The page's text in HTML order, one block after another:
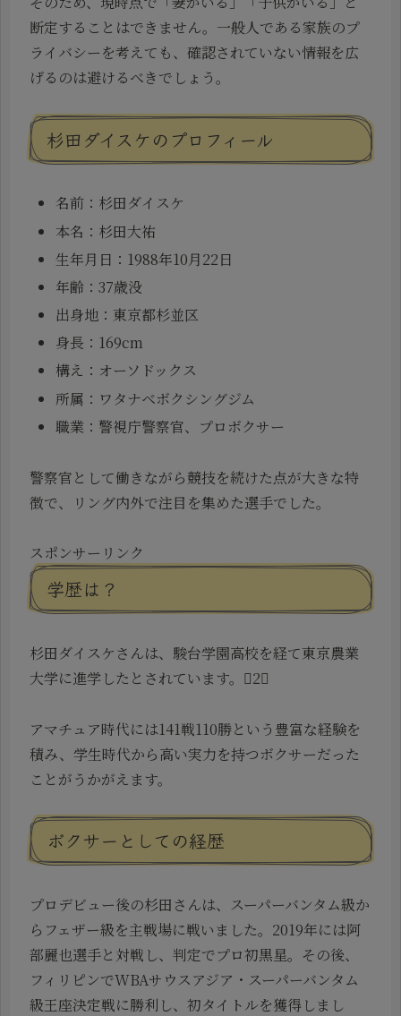
断定することはできません。一般人である家族のプ
ライバシーを考えても、確認されていない情報を広
げるのは避けるべきでしょう。
杉田ダイスケのプロフィール
名前：杉田ダイスケ
本名：杉田大祐
生年月日：1988年10月22日
年齢：37歳没
出身地：東京都杉並区
身長：169cm
構え：オーソドックス
所属：ワタナベボクシングジム
職業：警視庁警察官、プロボクサー
警察官として働きながら競技を続けた点が大きな特
徴で、リング内外で注目を集めた選手でした。
スポンサーリンク
学歴は？
杉田ダイスケさんは、駿台学園高校を経て東京農業
大学に進学したとされています。2
アマチュア時代には141戦110勝という豊富な経験を
積み、学生時代から高い実力を持つボクサーだった
ことがうかがえます。
ボクサーとしての経歴
プロデビュー後の杉田さんは、スーパーバンタム級か
らフェザー級を主戦場に戦いました。2019年には阿
部麗也選手と対戦し、判定でプロ初黒星。その後、
フィリピンでWBAサウスアジア・スーパーバンタム
級王座決定戦に勝利し、初タイトルを獲得しまし